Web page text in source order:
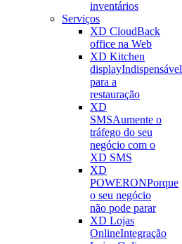
inventários
Serviços
XD CloudBack
office na Web
XD Kitchen
displayIndispensável
para a
restauração
XD
SMSAumente o
tráfego do seu
negócio com o
XD SMS
XD
POWERONPorque
o seu negócio
não pode parar
XD Lojas
OnlineIntegração